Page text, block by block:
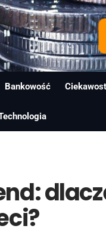
Bankowość